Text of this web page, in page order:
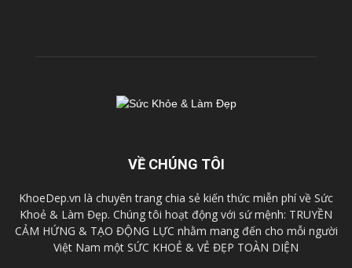
VỀ CHÚNG TÔI
KhoeDep.vn là chuyên trang chia sẻ kiến thức miễn phí về Sức
Khoẻ & Làm Đẹp. Chúng tôi hoạt động với sứ mệnh: TRUYỀN
CẢM HỨNG & TẠO ĐỘNG LỰC nhằm mang đến cho mỗi người
Việt Nam một SỨC KHOẺ & VẺ ĐẸP TOÀN DIỆN